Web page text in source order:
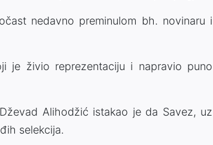
nedavno preminulom bh. novinaru i
je živio reprezentaciju i napravio puno
Alihodžić istakao je da Savez, uz
selekcija.